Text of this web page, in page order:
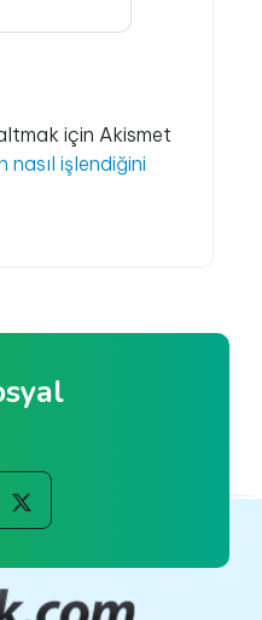
için Akismet
nasıl işlendiğini